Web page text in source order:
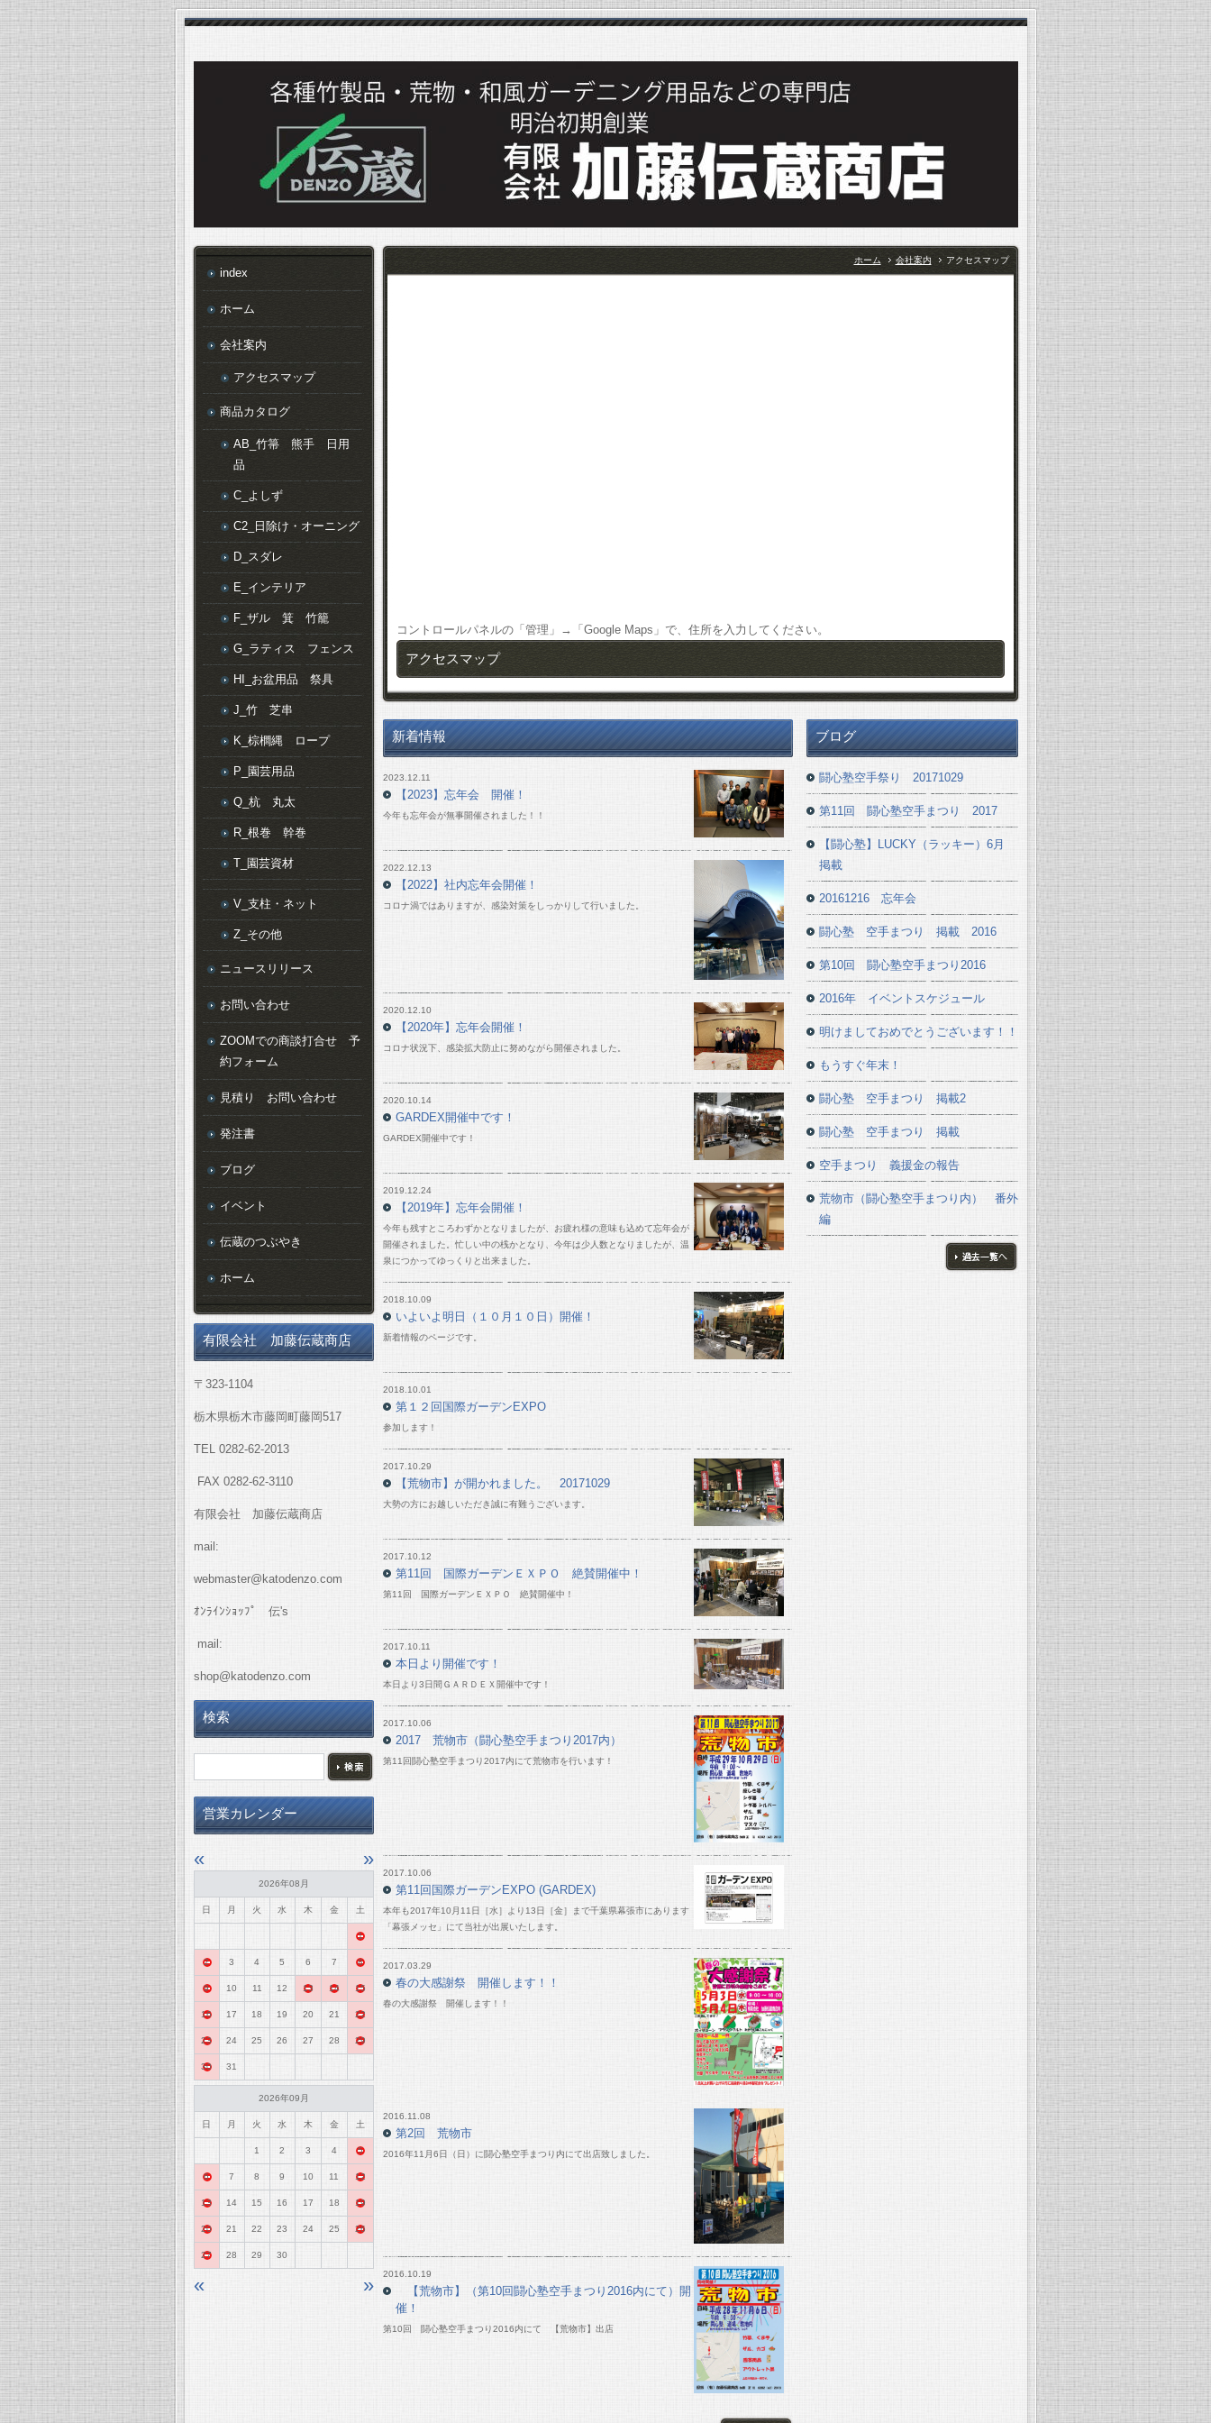
ホーム 会社案内 アクセスマップ
コントロールパネルの「管理」→「Google Maps」で、住所を入力してください。
アクセスマップ
新着情報
2023.12.11
【2023】忘年会 開催！
今年も忘年会が無事開催されました！！
2022.12.13
【2022】社内忘年会開催！
コロナ渦ではありますが、感染対策をしっかりして行いました。
2020.12.10
【2020年】忘年会開催！
コロナ状況下、感染拡大防止に努めながら開催されました。
2020.10.14
GARDEX開催中です！
GARDEX開催中です！
2019.12.24
【2019年】忘年会開催！
今年も残すところわずかとなりましたが、お疲れ様の意味も込めて忘年会が
開催されました。忙しい中の桟かとなり、今年は少人数となりましたが、温
泉につかってゆっくりと出来ました。
2018.10.09
いよいよ明日（１０月１０日）開催！
新着情報のページです。
2018.10.01
第１２回国際ガーデンEXPO
参加します！
2017.10.29
【荒物市】が開かれました。 20171029
大勢の方にお越しいただき誠に有難うございます。
2017.10.12
第11回 国際ガーデンＥＸＰＯ 絶賛開催中！
第11回 国際ガーデンＥＸＰＯ 絶賛開催中！
2017.10.11
本日より開催です！
本日より3日間ＧＡＲＤＥＸ開催中です！
2017.10.06
2017 荒物市（闘心塾空手まつり2017内）
第11回闘心塾空手まつり2017内にて荒物市を行います！
2017.10.06
第11回国際ガーデンEXPO (GARDEX)
本年も2017年10月11日［水］より13日［金］まで千葉県幕張市にあります
「幕張メッセ」にて当社が出展いたします。
2017.03.29
春の大感謝祭 開催します！！
春の大感謝祭 開催します！！
2016.11.08
第2回 荒物市
2016年11月6日（日）に闘心塾空手まつり内にて出店致しました。
2016.10.19
【荒物市】（第10回闘心塾空手まつり2016内にて）開
催！
第10回 闘心塾空手まつり2016内にて 【荒物市】出店
ブログ
闘心塾空手祭り 20171029
第11回 闘心塾空手まつり 2017
【闘心塾】LUCKY（ラッキー）6月
掲載
20161216 忘年会
闘心塾 空手まつり 掲載 2016
第10回 闘心塾空手まつり2016
2016年 イベントスケジュール
明けましておめでとうございます！！
もうすぐ年末！
闘心塾 空手まつり 掲載2
闘心塾 空手まつり 掲載
空手まつり 義援金の報告
荒物市（闘心塾空手まつり内） 番外
編
index
ホーム
会社案内
アクセスマップ
商品カタログ
AB_竹箒 熊手 日用
品
C_よしず
C2_日除け・オーニング
D_スダレ
E_インテリア
F_ザル 箕 竹籠
G_ラティス フェンス
HI_お盆用品 祭具
J_竹 芝串
K_棕櫚縄 ロープ
P_園芸用品
Q_杭 丸太
R_根巻 幹巻
T_園芸資材
V_支柱・ネット
Z_その他
ニュースリリース
お問い合わせ
ZOOMでの商談打合せ 予
約フォーム
見積り お問い合わせ
発注書
ブログ
イベント
伝蔵のつぶやき
ホーム
有限会社 加藤伝蔵商店
〒323-1104
栃木県栃木市藤岡町藤岡517
TEL 0282-62-2013
FAX 0282-62-3110
有限会社 加藤伝蔵商店
mail:
webmaster@katodenzo.com
ｵﾝﾗｲﾝｼｮｯﾌﾟ 伝's
mail:
shop@katodenzo.com
検索
営業カレンダー
« »
2026年08月
日 月 火 水 木 金 土
1
2 3 4 5 6 7 8
9 10 11 12 13 14 15
16 17 18 19 20 21 22
23 24 25 26 27 28 29
30 31
2026年09月
日 月 火 水 木 金 土
1 2 3 4 5
6 7 8 9 10 11 12
13 14 15 16 17 18 19
20 21 22 23 24 25 26
27 28 29 30
« »